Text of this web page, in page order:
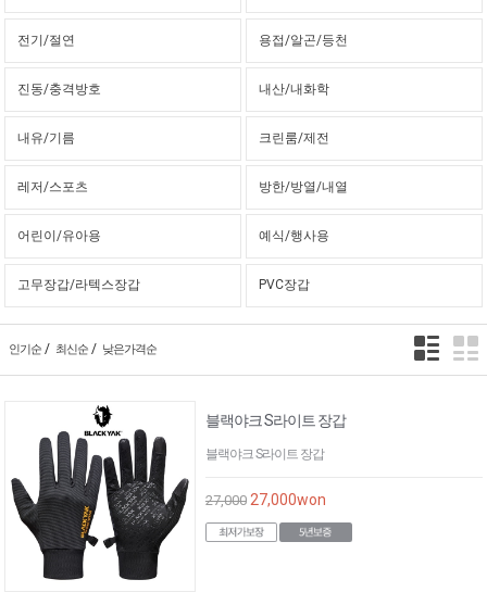
전기/절연 용접/알곤/등천
진동/충격방호 내산/내화학
내유/기름 크린룸/제전
레저/스포츠 방한/방열/내열
어린이/유아용 예식/행사용
고무장갑/라텍스장갑 PVC장갑
인기순 / 최신순 / 낮은가격순
블랙야크 S라이트 장갑
블랙야크 S라이트 장갑
27,000 27,000won